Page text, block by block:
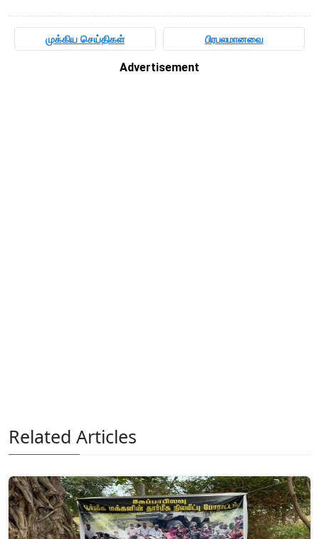
முக்கிய செய்திகள் பிரபலமானவை
Advertisement
Related Articles